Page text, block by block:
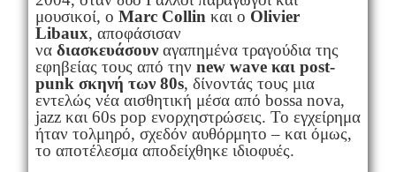
μουσικοί, ο Marc Collin και ο Olivier
Libaux, αποφάσισαν
να διασκευάσουναγαπημένα τραγούδια της
εφηβείας τους από την new wave και post-
punk σκηνή των 80s, δίνοντάς τους μια
εντελώς νέα αισθητική μέσα από bossa nova,
jazz και 60s pop ενορχηστρώσεις. Το εγχείρημα
ήταν τολμηρό, σχεδόν αυθόρμητο – και όμως,
το αποτέλεσμα αποδείχθηκε ιδιοφυές.